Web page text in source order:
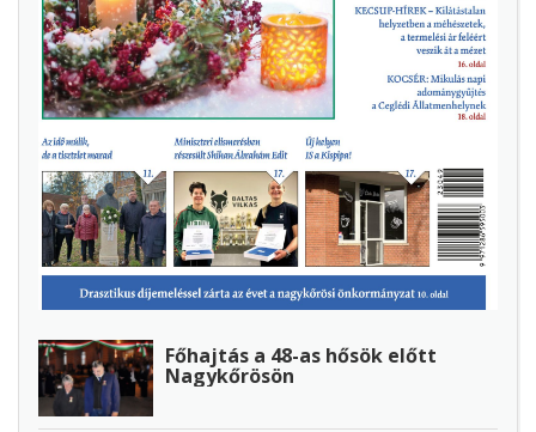
Főhajtás a 48-as hősök előtt
Nagykőrösön